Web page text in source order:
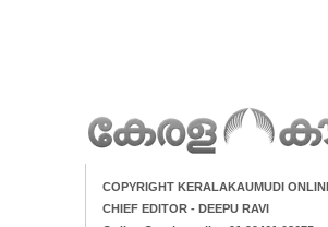
COPYRIGHT KERALAKAUMUDI
CHIEF EDITOR - DEEPU RAVI